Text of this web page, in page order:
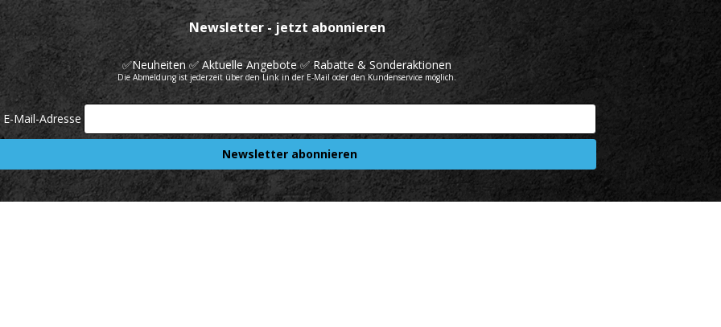
Newsletter - jetzt abonnieren
✅Neuheiten ✅ Aktuelle Angebote ✅ Rabatte & Sonderaktionen
Die Abmeldung ist jederzeit über den Link in der E-Mail oder den Kundenservice möglich.
Mail-Adresse
Newsletter abonnieren